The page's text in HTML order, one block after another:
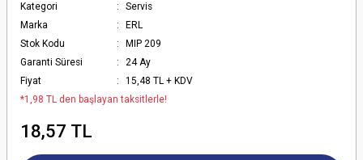
Kategori
Servis
Marka
ERL
Stok Kodu
MIP 209
Garanti Süresi
24 Ay
Fiyat
15,48 TL + KDV
*1,98 TL den başlayan taksitlerle!
18,57 TL